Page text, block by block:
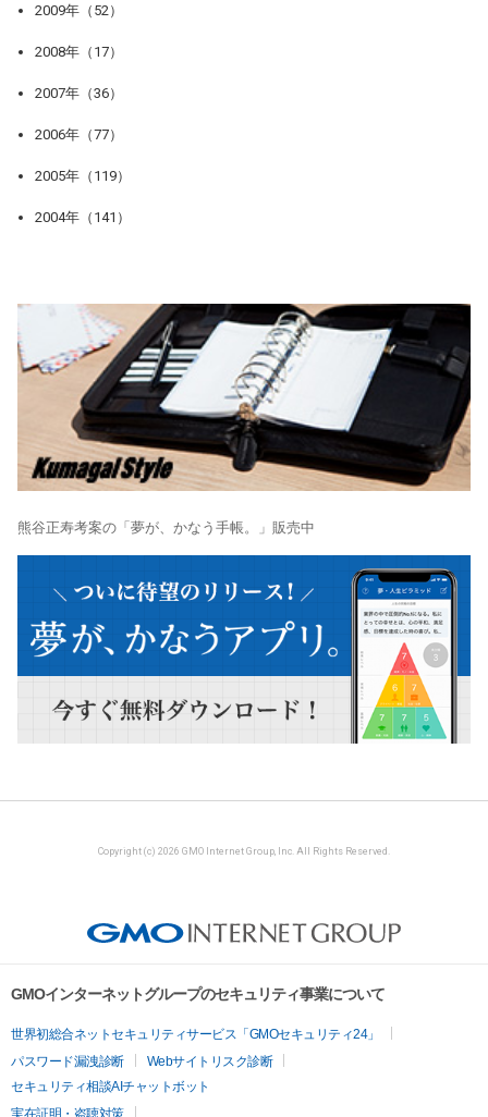
2009年（52）
2008年（17）
2007年（36）
2006年（77）
2005年（119）
2004年（141）
熊谷正寿考案の「夢が、かなう手帳。」販売中
Copyright (c) 2026 GMO Internet Group, Inc. All Rights Reserved.
GMOインターネットグループのセキュリティ事業について
世界初総合ネットセキュリティサービス「GMOセキュリティ24」
パスワード漏洩診断
Webサイトリスク診断
セキュリティ相談AIチャットボット
実在証明・盗聴対策